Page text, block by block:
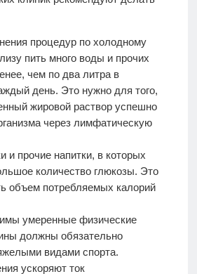
процедур по холодному
пить много воды и прочих
чем по два литра в
день. Это нужно для того,
жировой раствор успешно
через лимфатическую
и прочие напитки, в которых
количество глюкозы. Это
объем потребляемых калорий
умеренные физические
должны обязательно
видами спорта.
ускоряют ток